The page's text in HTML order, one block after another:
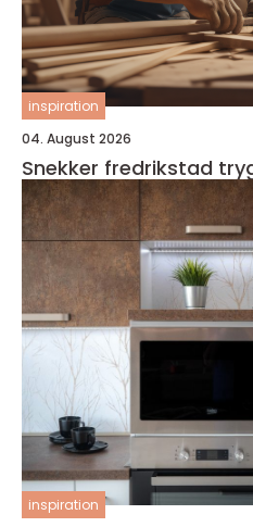
inspiration
04. August 2026
inspiration